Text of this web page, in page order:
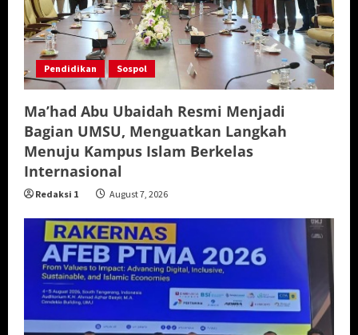
Pendidikan Sospol
Ma’had Abu Ubaidah Resmi Menjadi
Bagian UMSU, Menguatkan Langkah
Menuju Kampus Islam Berkelas
Internasional
Redaksi 1 August 7, 2026